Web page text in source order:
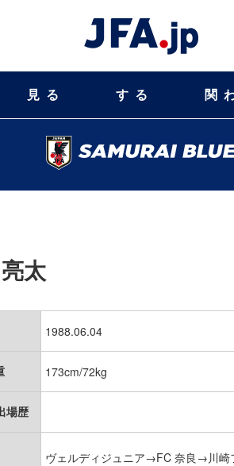
見る する 関
太
1988.06.04
173cm/72kg
場歴
ヴェルディジュニア→FC 奈良→川